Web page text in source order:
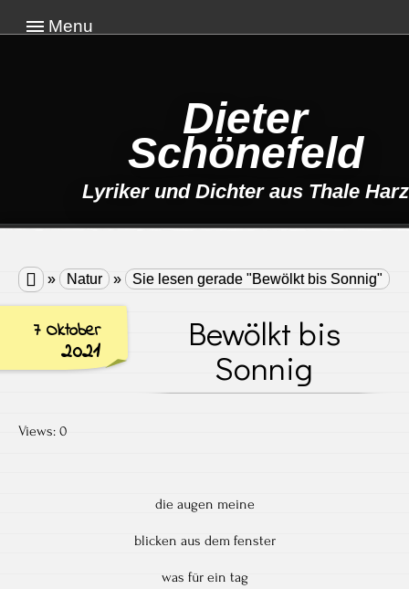
Menu
Dieter
Schönefeld
Lyriker und Dichter aus Thale Harz
 » Natur » Sie lesen gerade "Bewölkt bis Sonnig"
7 Oktober
2021
Bewölkt bis
Sonnig
Views: 0
die augen meine
blicken aus dem fenster
was für ein tag